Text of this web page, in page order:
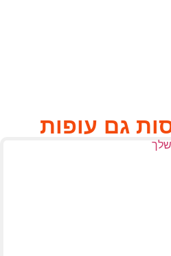
גם עופות